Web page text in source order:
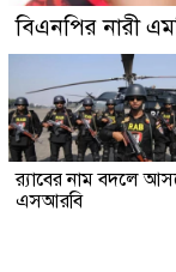
বিএনপির নারী
র‍্যাবের নাম বদলে
এসআরবি